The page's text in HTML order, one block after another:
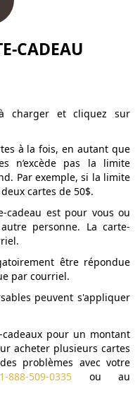
CADEAU
charger et cliquez sur
à la fois, en autant que
n’excède pas la limite
Par exemple, si la limite
cartes de 50$.
cadeau est pour vous ou
personne. La carte-
être répondue
par courriel.
peuvent s'appliquer
pour un montant
acheter plusieurs cartes
problèmes avec votre
1-888-509-0335 ou au